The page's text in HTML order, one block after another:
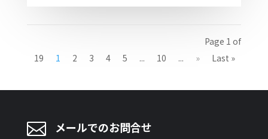
Page 1 of
19
1 2 3 4 5 ... 10 ... » Last »
 メールでのお問合せ